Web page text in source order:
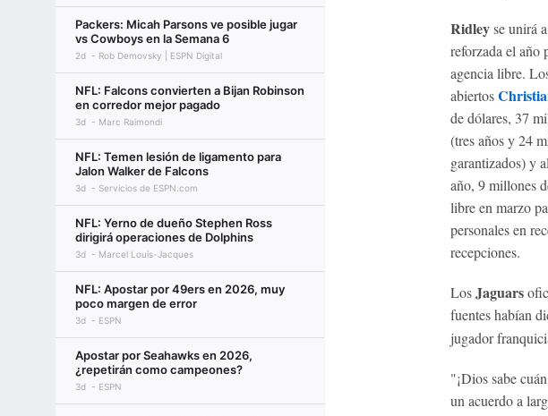
Packers: Micah Parsons ve posible jugar
vs Cowboys en la Semana 6
2d Rob Demovsky | ESPN Digital
NFL: Falcons convierten a Bijan Robinson
en corredor mejor pagado
3d Marc Raimondi
NFL: Temen lesión de ligamento para
Jalon Walker de Falcons
3d Servicios de ESPN.com
NFL: Yerno de dueño Stephen Ross
dirigirá operaciones de Dolphins
3d Marcel Louis-Jacques
NFL: Apostar por 49ers en 2026, muy
poco margen de error
3d ESPN
Apostar por Seahawks en 2026,
¿repetirán como campeones?
3d ESPN
Ridleyse unirá
reforzada el año
agencia libre.
abiertos
de dólares, 37
(tres años y 24
garantizados) y
año, 9 millones
libre en marzo
personales en
recepciones.
LosJaguars
fuentes habían
jugador
"¡Dios sabe
un acuerdo a